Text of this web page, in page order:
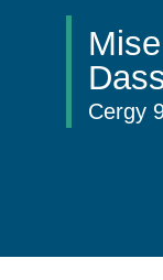
Cergy